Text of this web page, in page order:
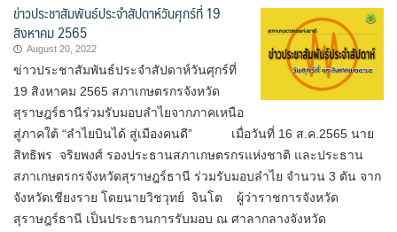
ข่าวประชาสัมพันธ์ประจำสัปดาห์วันศุกร์ที่ 19
สิงหาคม 2565
August 20, 2022
ข่าวประชาสัมพันธ์ประจำสัปดาห์วันศุกร์ที่
19 สิงหาคม 2565 สภาเกษตรกรจังหวัด
สุราษฎร์ธานีร่วมรับมอบลำไยจากภาคเหนือ
สู่ภาคใต้ “ลำไยบินได้ สู่เมืองคนดี” เมื่อวันที่ 16 ส.ค.2565 นาย
สิทธิพร จริยพงศ์ รองประธานสภาเกษตรกรแห่งชาติ และประธาน
สภาเกษตรกรจังหวัดสุราษฎร์ธานี ร่วมรับมอบลำไย จำนวน 3 ตัน จาก
จังหวัดเชียงราย โดยนายวิชวุทย์ จินโต ผู้ว่าราชการจังหวัด
สุราษฎร์ธานี เป็นประธานการรับมอบ ณ ศาลากลางจังหวัด